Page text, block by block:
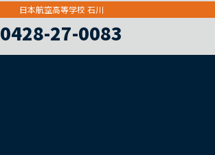
日本航空高等学校 石川
0428-27-0083